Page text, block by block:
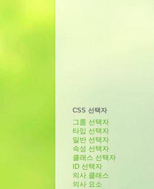
CSS 선택자
그룹 선택자
타입 선택자
일반 선택자
속성 선택자
클래스 선택자
ID 선택자
의사 클래스
의사 요소